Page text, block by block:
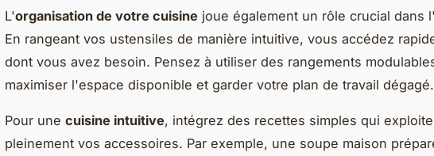
L'organisation de votre cuisine joue également un rôle crucial dans
En rangeant vos ustensiles de manière intuitive, vous accédez
dont vous avez besoin. Pensez à utiliser des rangements
maximiser l'espace disponible et garder votre plan de travail dégagé.
Pour une cuisine intuitive, intégrez des recettes simples qui
pleinement vos accessoires. Par exemple, une soupe maison